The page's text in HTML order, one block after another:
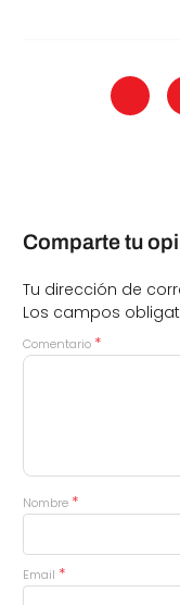
Comparte tu
Tu dirección de
Los campos
Comentario *
Nombre *
Email *